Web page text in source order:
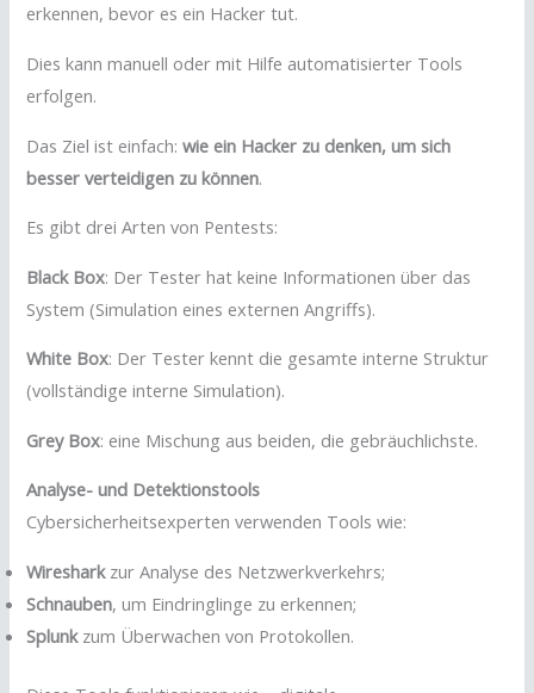
erkennen, bevor es ein Hacker tut.
Dies kann manuell oder mit Hilfe automatisierter Tools
erfolgen.
Das Ziel ist einfach:wie ein Hacker zu denken, um sich
besser verteidigen zu können.
Es gibt drei Arten von Pentests:
Black Box: Der Tester hat keine Informationen über das
System (Simulation eines externen Angriffs).
White Box: Der Tester kennt die gesamte interne Struktur
(vollständige interne Simulation).
Grey Box: eine Mischung aus beiden, die gebräuchlichste.
Analyse- und Detektionstools
Cybersicherheitsexperten verwenden Tools wie:
Wiresharkzur Analyse des Netzwerkverkehrs;
Schnauben, um Eindringlinge zu erkennen;
Splunkzum Überwachen von Protokollen.